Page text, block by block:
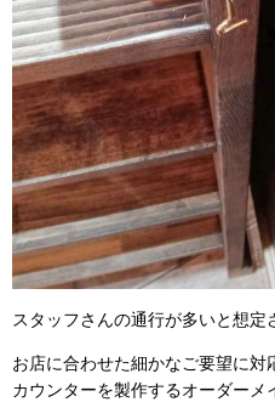
スタッフさんの通行が多いと想定
お店に合わせた細かなご要望に
カウンターを製作するオーダー